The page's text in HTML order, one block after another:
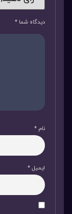
دیدگاه شما *
نام *
ایمیل*